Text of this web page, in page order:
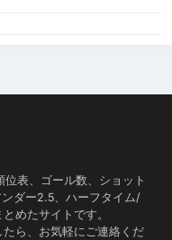
表、ゴール数、ショット
ダー2.5、ハーフタイム/
めたサイトです。
ら、お気軽にご連絡くだ